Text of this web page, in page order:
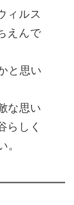
ィルス
えんで
と思い
な思い
らしく
。